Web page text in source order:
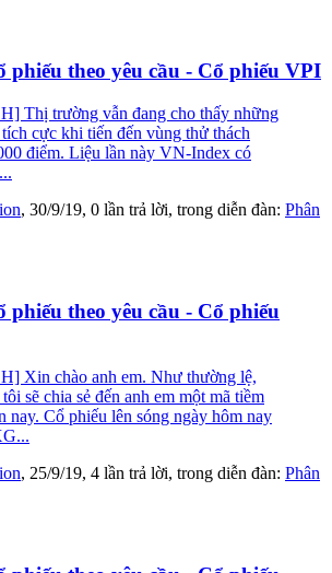
phiếu theo yêu cầu - Cổ phiếu VPI
Thị trường vẫn đang cho thấy những
cực khi tiến đến vùng thử thách
điểm. Liệu lần này VN-Index có
, 30/9/19, 0 lần trả lời, trong diễn đàn: Phân
phiếu theo yêu cầu - Cổ phiếu
Xin chào anh em. Như thường lệ,
sẽ chia sẻ đến anh em một mã tiềm
nay. Cổ phiếu lên sóng ngày hôm nay
, 25/9/19, 4 lần trả lời, trong diễn đàn: Phân